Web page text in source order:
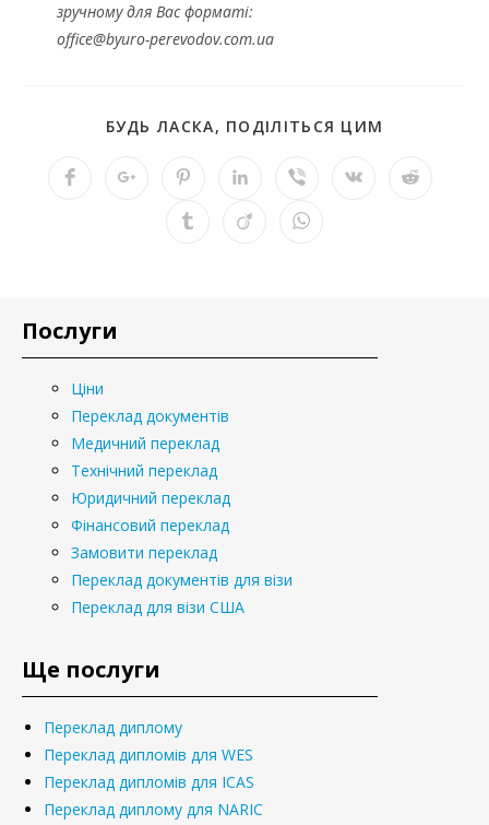
зручному для Вас форматі:
office@byuro-perevodov.com.ua
БУДЬ ЛАСКА, ПОДІЛІТЬСЯ ЦИМ
Послуги
Ціни
Переклад документів
Медичний переклад
Технічний переклад
Юридичний переклад
Фінансовий переклад
Замовити переклад
Переклад документів для візи
Переклад для візи США
Ще послуги
Переклад диплому
Переклад дипломів для WES
Переклад дипломів для ICAS
Переклад диплому для NARIC